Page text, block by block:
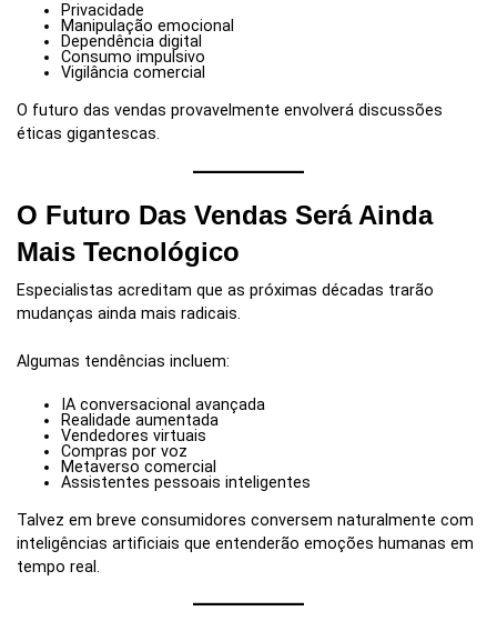
Privacidade
Manipulação emocional
Dependência digital
Consumo impulsivo
Vigilância comercial
O futuro das vendas provavelmente envolverá discussões
éticas gigantescas.
O Futuro Das Vendas Será Ainda
Mais Tecnológico
Especialistas acreditam que as próximas décadas trarão
mudanças ainda mais radicais.
Algumas tendências incluem:
IA conversacional avançada
Realidade aumentada
Vendedores virtuais
Compras por voz
Metaverso comercial
Assistentes pessoais inteligentes
Talvez em breve consumidores conversem naturalmente com
inteligências artificiais que entenderão emoções humanas em
tempo real.